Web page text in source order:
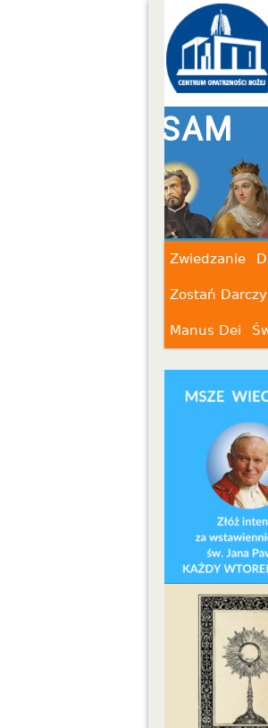
Zwiedzanie
Zostań
Manus Dei